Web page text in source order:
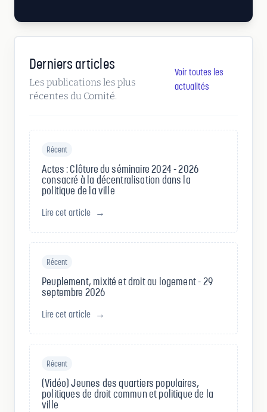
Derniers articles
Les publications les plus
récentes du Comité.
Voir toutes les
actualités
Récent
Actes : Clôture du séminaire 2024 - 2026
consacré à la décentralisation dans la
politique de la ville
Lire cet article →
Récent
Peuplement, mixité et droit au logement - 29
septembre 2026
Lire cet article →
Récent
(Vidéo) Jeunes des quartiers populaires,
politiques de droit commun et politique de la
ville